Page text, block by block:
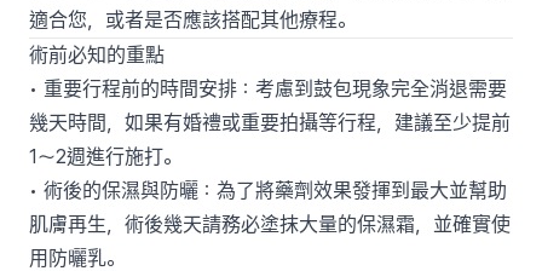
適合您，或者是否應該搭配其他療程。
術前必知的重點
• 重要行程前的時間安排：考慮到鼓包現象完全消退需要
幾天時間，如果有婚禮或重要拍攝等行程，建議至少提前
1～2週進行施打。
• 術後的保濕與防曬：為了將藥劑效果發揮到最大並幫助
肌膚再生，術後幾天請務必塗抹大量的保濕霜，並確實使
用防曬乳。